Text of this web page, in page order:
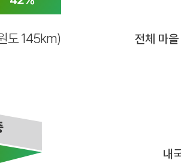
도 145km) 전체 마
내